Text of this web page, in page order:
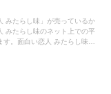
みたらし味」が売っているか
みたらし味のネット上での平
。面白い恋人 みたらし味を